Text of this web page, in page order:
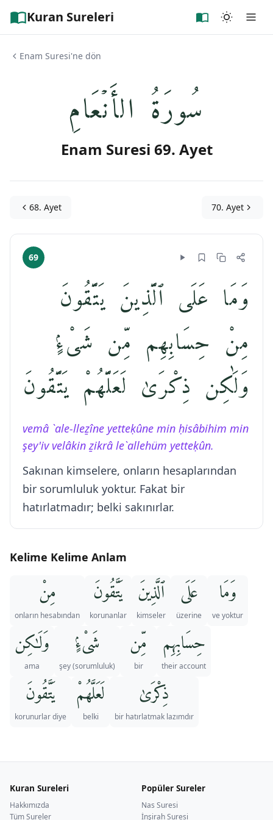
Kuran Sureleri
Enam Suresi'ne dön
سُورَةُ الأَنۡعَامِ
Enam Suresi 69. Ayet
68. Ayet 70. Ayet
69
وَمَا عَلَى ٱلَّذِينَ يَتَّقُونَ
مِنْ حِسَابِهِم مِّن شَىْءٍۢ
وَلَٰكِن ذِكْرَىٰ لَعَلَّهُمْ يَتَّقُونَ
vemâ `ale-lleẕîne yetteḳûne min ḥisâbihim min
şey'iv velâkin ẕikrâ le`allehüm yetteḳûn.
Sakınan kimselere, onların hesaplarından
bir sorumluluk yoktur. Fakat bir
hatırlatmadır; belki sakınırlar.
Kelime Kelime Anlam
وَمَا
ve yoktur
عَلَى
üzerine
ٱلَّذِينَ
kimseler
يَتَّقُونَ
korunanlar
مِنْ
onların hesabından
حِسَابِهِم
their account
مِّن
bir
شَىْءٍۢ
şey (sorumluluk)
وَلَـٰكِن
ama
ذِكْرَىٰ
bir hatırlatmak lazımdır
لَعَلَّهُمْ
belki
يَتَّقُونَ
korunurlar diye
Kuran Sureleri
Hakkımızda
Tüm Sureler
Popüler Sureler
Nas Suresi
İnşirah Suresi